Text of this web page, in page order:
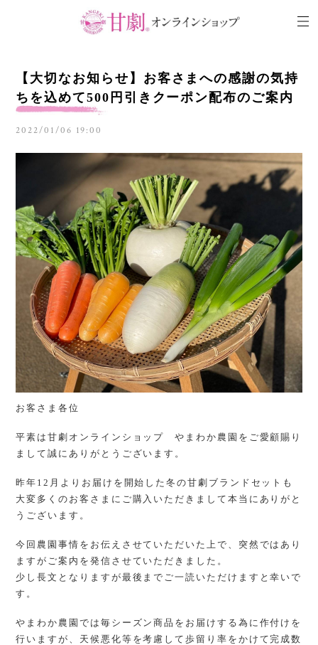
【大切なお知らせ】お客さまへの感謝の気持
ちを込めて500円引きクーポン配布のご案内
2022/01/06 19:00
お客さま各位
平素は甘劇オンラインショップ やまわか農園をご愛顧賜り
まして誠にありがとうございます。
昨年12月よりお届けを開始した冬の甘劇ブランドセットも
大変多くのお客さまにご購入いただきまして本当にありがと
うございます。
今回農園事情をお伝えさせていただいた上で、突然ではあり
ますがご案内を発信させていただきました。
少し長文となりますが最後までご一読いただけますと幸いで
す。
やまわか農園では毎シーズン商品をお届けする為に作付けを
行いますが、天候悪化等を考慮して歩留り率をかけて完成数